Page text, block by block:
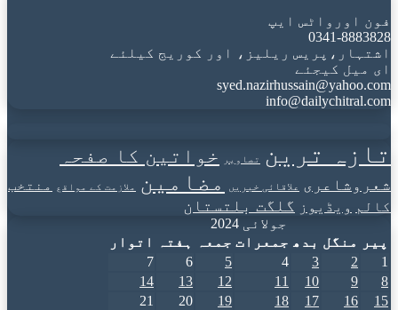
فون اورواٹس ایپ
0341-8883828
اشتہار،پریس ریلیز، اور کوریج کیلئے
ای میل کیجئے
syed.nazirhussain@yahoo.com
info@dailychitral.com
تازہ ترین تصاویر خواتین کا صفحہ
شعروشاعری علاقائی خبریں مضامین ملازمت کے مواقع
منتخب
کالم ویڈیوز گلگت بلتستان
جولائی 2024
پیر
منگل بدھ جمعرات جمعہ ہفتہ
اتوار
1
2
3
4
5
6
7
8
9
10
11
12
13
14
15
16
17
18
19
20
21